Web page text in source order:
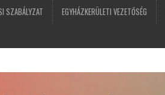
SZABÁLYZAT EGYHÁZKERÜLETI VEZETŐSÉG